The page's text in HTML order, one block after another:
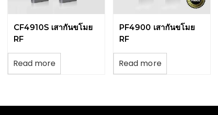
CF4910S เสากันขโมย
RF
Read more
PF4900 เสากันขโมย
RF
Read more